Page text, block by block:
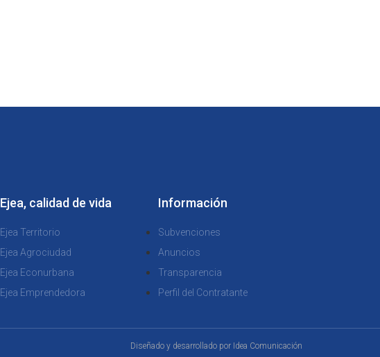
Ejea, calidad de vida
Ejea Territorio
Ejea Agrociudad
Ejea Econurbana
Ejea Emprendedora
Información
Subvenciones
Anuncios
Transparencia
Perfil del Contratante
Diseñado y desarrollado por Idea Comunicación